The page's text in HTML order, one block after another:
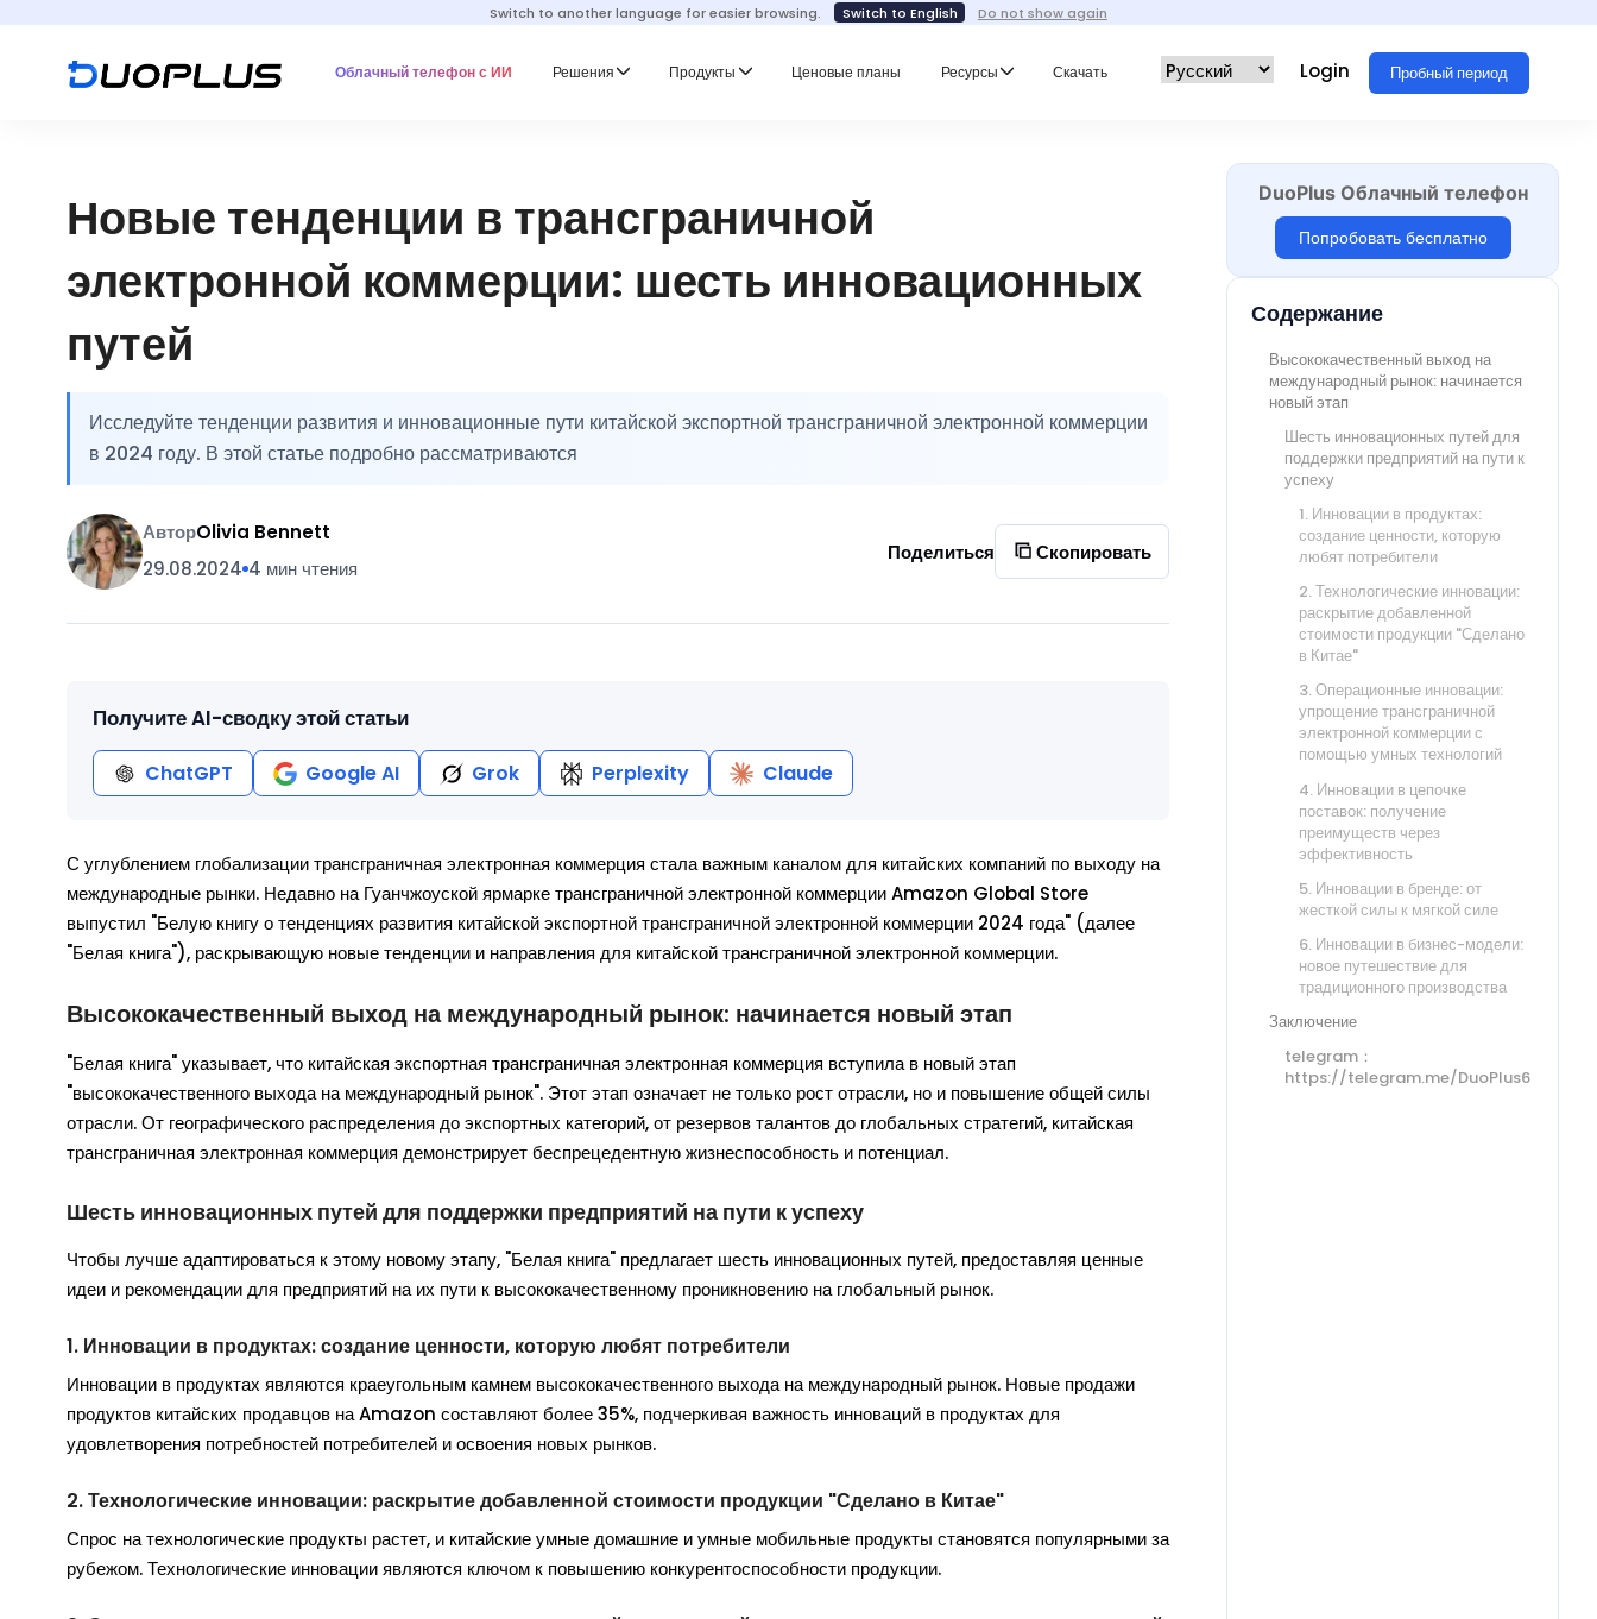
Switch to another language for easier browsing. Switch to English Do not show again
Облачный телефон с ИИ Решения Продукты Ценовые планы Ресурсы Скачать Login Пробный период
Новые тенденции в трансграничной
электронной коммерции: шесть инновационных
путей
Исследуйте тенденции развития и инновационные пути китайской экспортной трансграничной электронной коммерции
в 2024 году. В этой статье подробно рассматриваются
АвторOlivia Bennett
29.08.2024 4 мин чтения
Поделиться Скопировать
Получите AI-сводку этой статьи
ChatGPT Google AI Grok Perplexity Claude
С углублением глобализации трансграничная электронная коммерция стала важным каналом для китайских компаний по выходу на
международные рынки. Недавно на Гуанчжоуской ярмарке трансграничной электронной коммерции Amazon Global Store
выпустил "Белую книгу о тенденциях развития китайской экспортной трансграничной электронной коммерции 2024 года" (далее
"Белая книга"), раскрывающую новые тенденции и направления для китайской трансграничной электронной коммерции.
Высококачественный выход на международный рынок: начинается новый этап
"Белая книга" указывает, что китайская экспортная трансграничная электронная коммерция вступила в новый этап
"высококачественного выхода на международный рынок". Этот этап означает не только рост отрасли, но и повышение общей силы
отрасли. От географического распределения до экспортных категорий, от резервов талантов до глобальных стратегий, китайская
трансграничная электронная коммерция демонстрирует беспрецедентную жизнеспособность и потенциал.
Шесть инновационных путей для поддержки предприятий на пути к успеху
Чтобы лучше адаптироваться к этому новому этапу, "Белая книга" предлагает шесть инновационных путей, предоставляя ценные
идеи и рекомендации для предприятий на их пути к высококачественному проникновению на глобальный рынок.
1. Инновации в продуктах: создание ценности, которую любят потребители
Инновации в продуктах являются краеугольным камнем высококачественного выхода на международный рынок. Новые продажи
продуктов китайских продавцов на Amazon составляют более 35%, подчеркивая важность инноваций в продуктах для
удовлетворения потребностей потребителей и освоения новых рынков.
2. Технологические инновации: раскрытие добавленной стоимости продукции "Сделано в Китае"
Спрос на технологические продукты растет, и китайские умные домашние и умные мобильные продукты становятся популярными за
рубежом. Технологические инновации являются ключом к повышению конкурентоспособности продукции.
DuoPlus Облачный телефон
Попробовать бесплатно
Содержание
Высококачественный выход на
международный рынок: начинается
новый этап
Шесть инновационных путей для
поддержки предприятий на пути к
успеху
1. Инновации в продуктах:
создание ценности, которую
любят потребители
2. Технологические инновации:
раскрытие добавленной
стоимости продукции "Сделано
в Китае"
3. Операционные инновации:
упрощение трансграничной
электронной коммерции с
помощью умных технологий
4. Инновации в цепочке
поставок: получение
преимуществ через
эффективность
5. Инновации в бренде: от
жесткой силы к мягкой силе
6. Инновации в бизнес-модели:
новое путешествие для
традиционного производства
Заключение
telegram：
https://telegram.me/DuoPlus6